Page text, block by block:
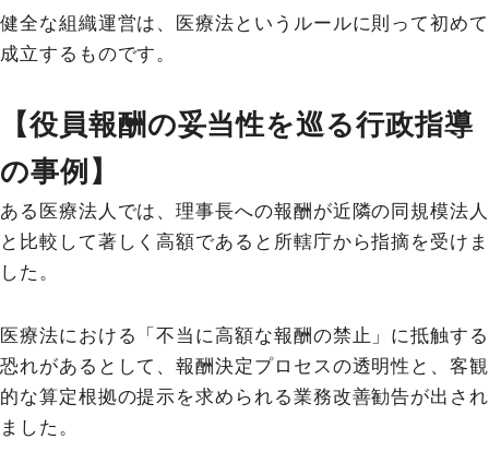
健全な組織運営は、医療法というルールに則って初めて
成立するものです。
【役員報酬の妥当性を巡る行政指導
の事例】
ある医療法人では、理事長への報酬が近隣の同規模法人
と比較して著しく高額であると所轄庁から指摘を受けま
した。
医療法における「不当に高額な報酬の禁止」に抵触する
恐れがあるとして、報酬決定プロセスの透明性と、客観
的な算定根拠の提示を求められる業務改善勧告が出され
ました。